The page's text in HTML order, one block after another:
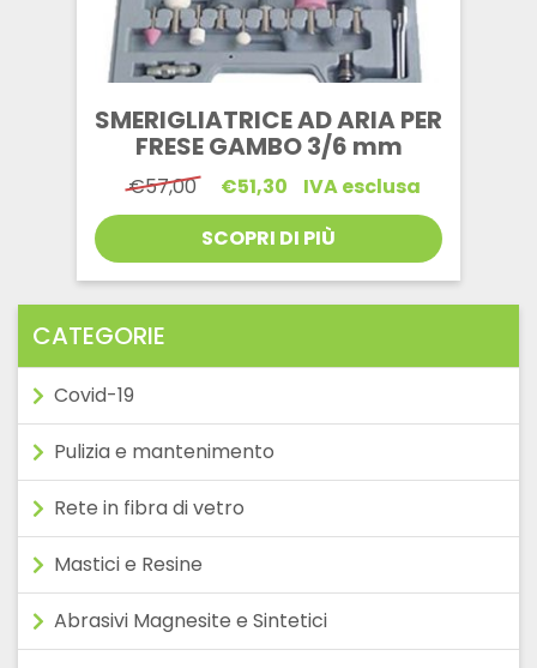
SMERIGLIATRICE AD ARIA PER
FRESE GAMBO 3/6 mm
€57,00 Il
originale
era:
€57,00.
€51,30
Il
attuale
è:
€51,30.
IVA esclusa
SCOPRI DI PIÙ
CATEGORIE
Covid-19
Pulizia e mantenimento
Rete in fibra di vetro
Mastici e Resine
Abrasivi Magnesite e Sintetici